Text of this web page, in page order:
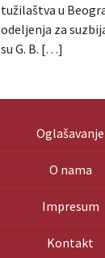
tužilaštva u
odeljenja za
su G. B. […]
Oglašavanje
O nama
Impresum
Kontakt